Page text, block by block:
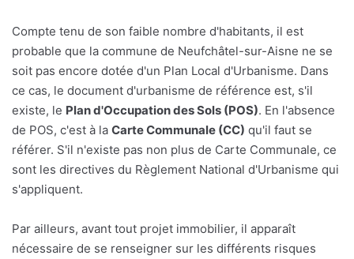
Compte tenu de son faible nombre d'habitants, il est
probable que la commune de Neufchâtel-sur-Aisne ne se
soit pas encore dotée d'un Plan Local d'Urbanisme. Dans
ce cas, le document d'urbanisme de référence est, s'il
existe, le Plan d'Occupation des Sols (POS). En l'absence
de POS, c'est à la Carte Communale (CC) qu'il faut se
référer. S'il n'existe pas non plus de Carte Communale, ce
sont les directives du Règlement National d'Urbanisme qui
s'appliquent.
Par ailleurs, avant tout projet immobilier, il apparaît
nécessaire de se renseigner sur les différents risques